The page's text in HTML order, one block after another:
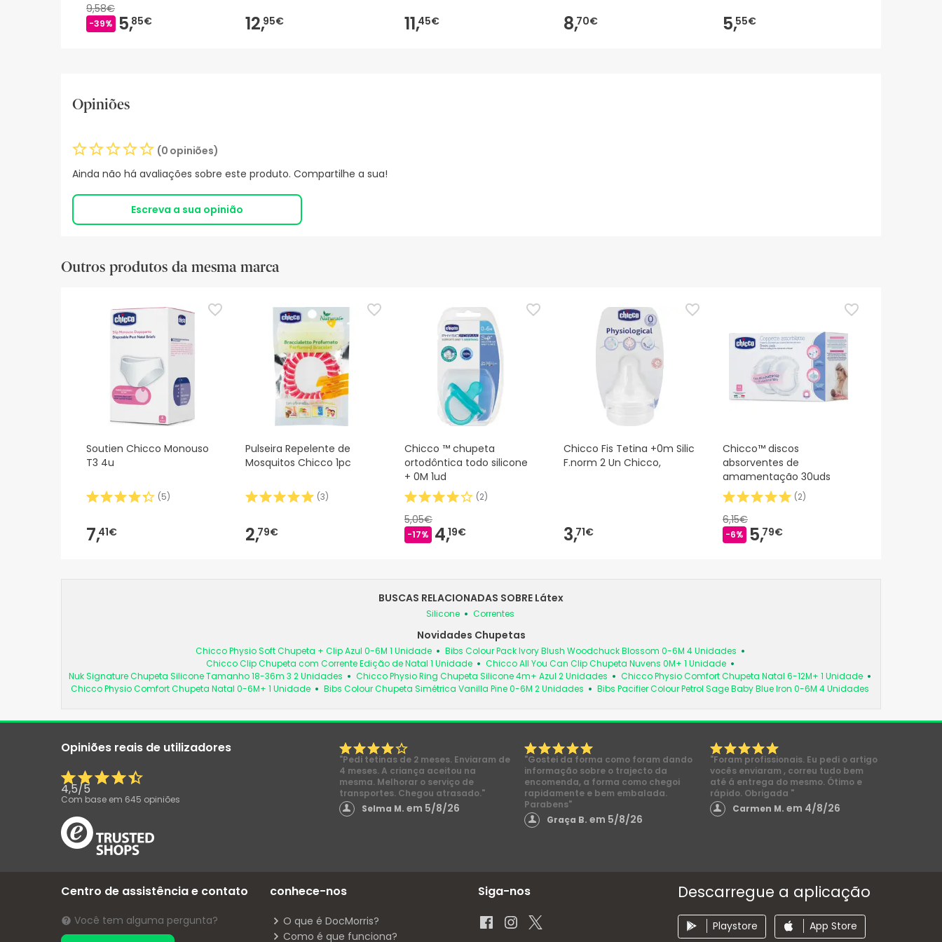
9,58€
-39% 5,85€ 12,95€ 11,45€ 8,70€ 5,55€
Opiniões
(0 opiniões)
Ainda não há avaliações sobre este produto. Compartilhe a sua!
Escreva a sua opinião
Outros produtos da mesma marca
Soutien Chicco Monouso
T3 4u
(5)
7,41€
Pulseira Repelente de
Mosquitos Chicco 1pc
(3)
2,79€
Chicco ™ chupeta
ortodôntica todo silicone
+ 0M 1ud
(2)
5,05€
-17% 4,19€
Chicco Fis Tetina +0m Silic
F.norm 2 Un Chicco,
3,71€
Chicco™ discos
absorventes de
amamentação 30uds
(2)
6,15€
-6% 5,79€
BUSCAS RELACIONADAS SOBRE Látex
Silicone Correntes
Novidades Chupetas
Chicco Physio Soft Chupeta + Clip Azul 0-6M 1 Unidade
Bibs Colour Pack Ivory Blush Woodchuck Blossom 0-6M 4 Unidades
Chicco Clip Chupeta com Corrente Edição de Natal 1 Unidade
Chicco All You Can Clip Chupeta Nuvens 0M+ 1 Unidade
Nuk Signature Chupeta Silicone Tamanho 18-36m 3 2 Unidades
Chicco Physio Ring Chupeta Silicone 4m+ Azul 2 Unidades
Chicco Physio Comfort Chupeta Natal 6-12M+ 1 Unidade
Chicco Physio Comfort Chupeta Natal 0-6M+ 1 Unidade
Bibs Colour Chupeta Simétrica Vanilla Pine 0-6M 2 Unidades Bibs Pacifier Colour Petrol Sage Baby Blue Iron 0-6M 4 Unidades
Opiniões reais de utilizadores
4,5/5
Com base em 645 opiniões
"Pedi tetinas de 2 meses. Enviaram de
4 meses. A criança aceitou na
mesma. Melhorar o serviço de
transportes. Chegou atrasado."
Selma M. em 5/8/26
"Gostei da forma como foram dando
informação sobre o trajecto da
encomenda, a forma como chegoi
rapidamente e bem embalada.
Parabens"
Graça B.em 5/8/26
"Foram profissionais. Eu pedi o artigo
vocês enviaram , correu tudo bem
até á entrega do mesmo. Ótimo e
rápido. Obrigada "
Carmen M. em 4/8/26
Centro de assistência e contato
Você tem alguma pergunta?
conhece-nos
O que é DocMorris?
Como é que funciona?
Siga-nos Descarregue a aplicação
Playstore App Store